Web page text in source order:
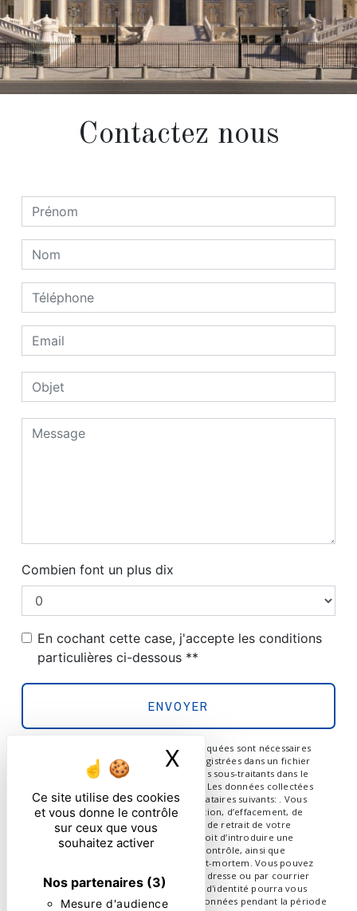
Ce site utilise des cookies
et vous donne le contrôle
sur ceux que vous
souhaitez activer
Nos partenaires (3)
Mesure d'audience
X Masquer le
Contactez nous
Combien font un plus dix
En cochant cette case, j'accepte les conditions
particulières ci-dessous **
ENVOYER
** Les données personnelles communiquées sont nécessaires
aux fins de vous contacter et sont enregistrées dans un fichier
informatisé. Elles sont destinées à et ses sous-traitants dans le
seul but de répondre à votre message. Les données collectées
seront communiquées aux seuls destinataires suivants: . Vous
disposez de droits d’accès, de rectification, d’effacement, de
portabilité, de limitation, d’opposition, de retrait de votre
consentement à tout moment et du droit d’introduire une
réclamation auprès d’une autorité de contrôle, ainsi que
d’organiser le sort de vos données post-mortem. Vous pouvez
exercer ces droits par voie postale à l'adresse ou par courrier
électronique à l'adresse . Un justificatif d'identité pourra vous
être demandé. Nous conservons vos données pendant la période